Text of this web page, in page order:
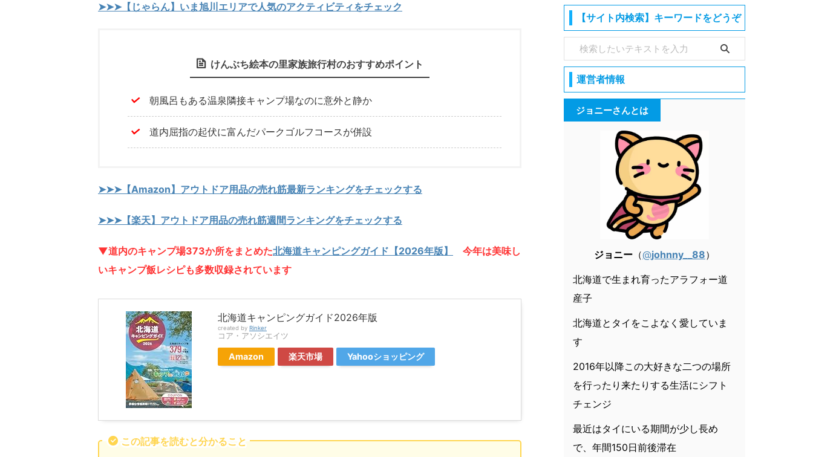
➤➤➤【じゃらん】いま旭川エリアで人気のアクティビティをチェック
けんぶち絵本の里家族旅行村のおすすめポイント
朝風呂もある温泉隣接キャンプ場なのに意外と静か
道内屈指の起伏に富んだパークゴルフコースが併設
➤➤➤【Amazon】アウトドア用品の売れ筋最新ランキングをチェックする
➤➤➤【楽天】アウトドア用品の売れ筋週間ランキングをチェックする
▼道内のキャンプ場373か所をまとめた北海道キャンピングガイド【2026年版】
今年は美味し
いキャンプ飯レシピも多数収録されています
北海道キャンピングガイド2026年版
created by Rinker
コア・アソシエイツ
Amazon 楽天市場 Yahooショッピング
この記事を読むと分かること
【サイト内検索】キーワードをどうぞ
運営者情報
ジョニーさんとは
ジョニー （@johnny__88）
北海道で生まれ育ったアラフォー道
産子
北海道とタイをこよなく愛していま
す
2016年以降この大好きな二つの場所
を行ったり来たりする生活にシフト
チェンジ
最近はタイにいる期間が少し長め
で、年間150日前後滞在